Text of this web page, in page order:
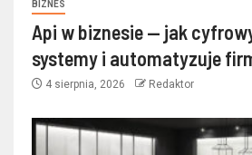
BIZNES
Api w biznesie — jak
systemy i automatyzuje
4 sierpnia, 2026 Redaktor